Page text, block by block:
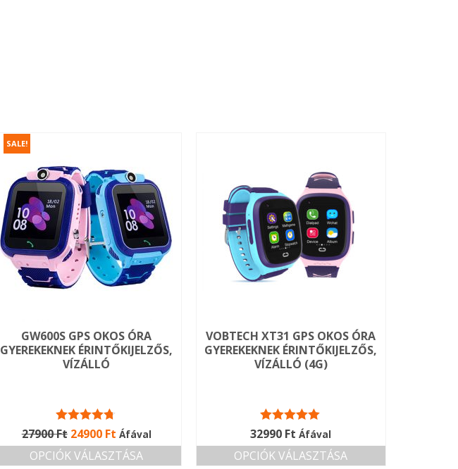
SALE!
GW600S GPS OKOS ÓRA
GYEREKEKNEK ÉRINTŐKIJELZŐS,
VÍZÁLLÓ
Értékelés:
4.67/ 5
27900Ft Original
price
was:
24900 FtCurrent
price
is:
Áfával
OPCIÓK VÁLASZTÁSA
VOBTECH XT31 GPS OKOS ÓRA
GYEREKEKNEK ÉRINTŐKIJELZŐS,
VÍZÁLLÓ (4G)
Értékelés:
5.00/ 5
32990 Ft Áfával
OPCIÓK VÁLASZTÁSA